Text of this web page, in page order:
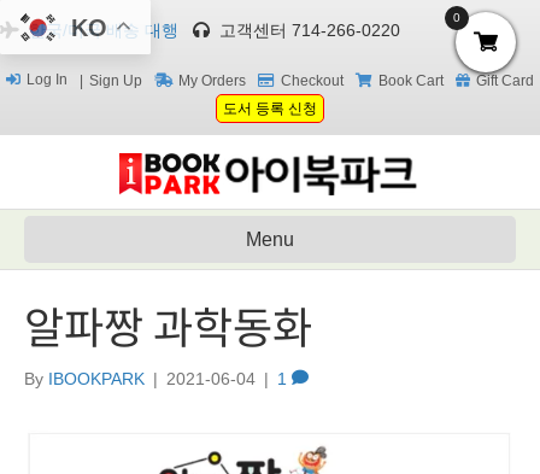
한국/미국 배송 대행 고객센터 714-266-0220
Log In Sign Up My Orders Checkout Book Cart
Gift Card
도서 등록 신청
Menu
알파짱 과학동화
By IBOOKPARK | 2021-06-04 | 1
KO 0